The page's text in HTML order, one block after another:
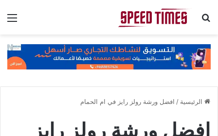
بحث عن
الرئيسية / افضل ورشة رولز رايز في ام الحمام
افضل ورشة رولز رايز